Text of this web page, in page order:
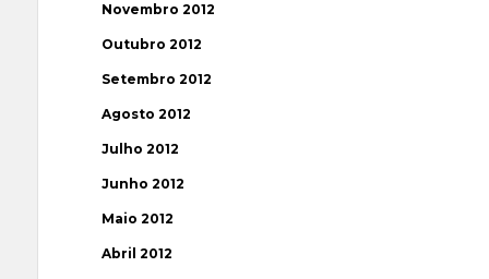
Novembro 2012
Outubro 2012
Setembro 2012
Agosto 2012
Julho 2012
Junho 2012
Maio 2012
Abril 2012